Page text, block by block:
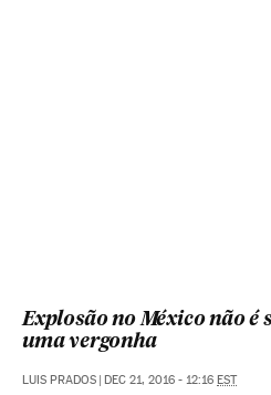
Explosão no México não é
uma vergonha
LUIS PRADOS | DEC 21, 2016 - 12:16 EST